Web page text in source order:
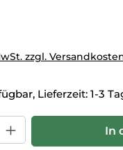
zzgl.
Lieferzeit: 1-3
Gib den
In